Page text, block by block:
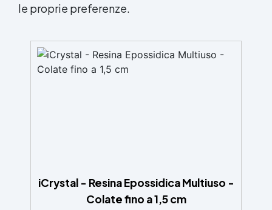
le proprie preferenze.
iCrystal - Resina Epossidica Multiuso -
Colate fino a 1,5 cm